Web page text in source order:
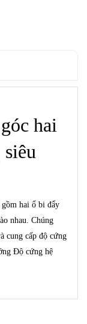
hai
hai ổ bi đẩy
nhau. Chúng
cung cấp độ cứng
Độ cứng hệ